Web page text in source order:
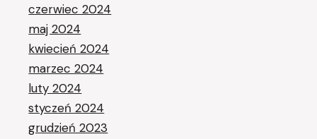
czerwiec 2024
maj 2024
kwiecień 2024
marzec 2024
luty 2024
styczeń 2024
grudzień 2023